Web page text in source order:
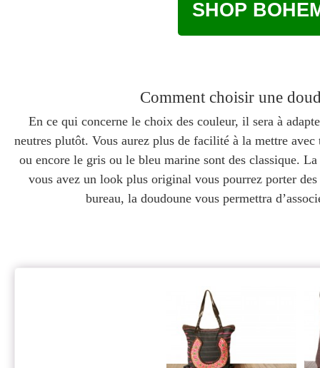
SHOP
Comment choisir une
En ce qui concerne le choix des couleur, il sera à
neutres plutôt. Vous aurez plus de facilité à la mettre avec
ou encore le gris ou le bleu marine sont des classique.
vous avez un look plus original vous pourrez porter
bureau, la doudoune vous permettra